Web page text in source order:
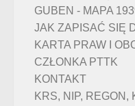
GUBEN - MAPA
JAK ZAPISAĆ SIĘ
KARTA PRAW I
CZŁONKA PTTK
KONTAKT
KRS, NIP, REGON,